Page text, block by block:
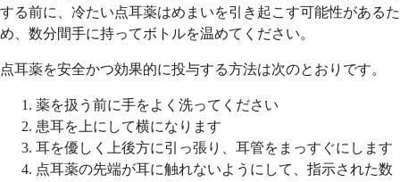
する前に、冷たい点耳薬はめまいを引き起こす可能性があるた
め、数分間手に持ってボトルを温めてください。
点耳薬を安全かつ効果的に投与する方法は次のとおりです。
薬を扱う前に手をよく洗ってください
患耳を上にして横になります
耳を優しく上後方に引っ張り、耳管をまっすぐにします
点耳薬の先端が耳に触れないようにして、指示された数